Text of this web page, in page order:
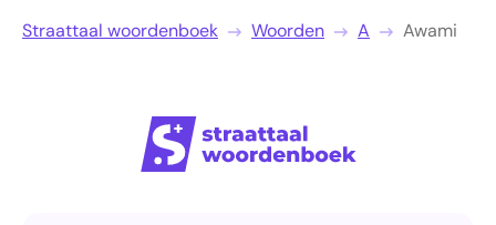
Straattaal woordenboek Woorden A Awami